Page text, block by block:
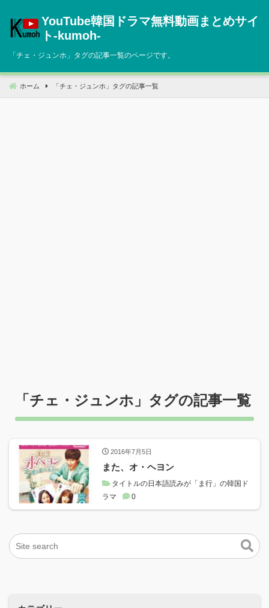
へ
動
YouTube韓国ドラマ無料動画まとめサイ
ト‐kumoh‐
「チェ・ジュンホ 」タグの記事一覧のページです。
ホーム 「 チェ・ジュンホ 」タグの記事一覧
「チェ・ジュンホ 」タグの記事一覧
2016年7月5日
また、オ・ヘヨン
タイトルの日本語読みが「ま行」の韓国ド
ラマ
0